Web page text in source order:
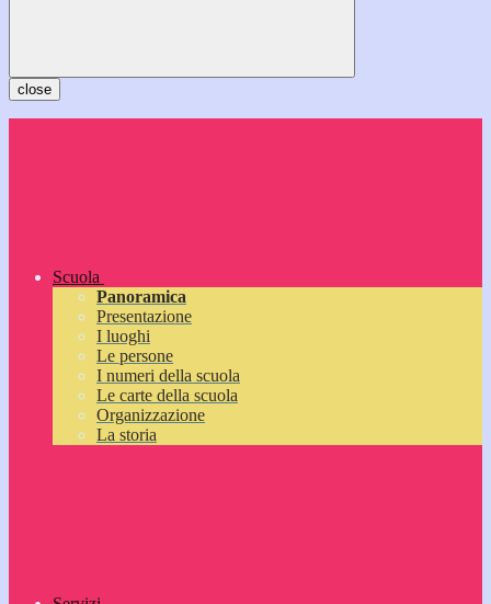
close
Scuola
Panoramica
Presentazione
I luoghi
Le persone
I numeri della scuola
Le carte della scuola
Organizzazione
La storia